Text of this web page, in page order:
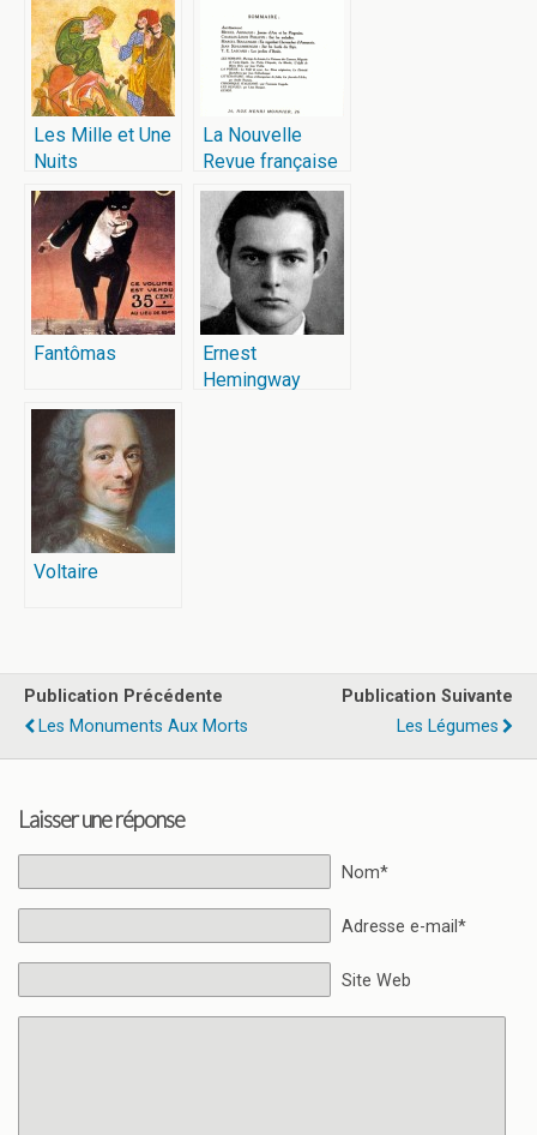
Les Mille et Une
Nuits
La Nouvelle
Revue française
(NRF)
Fantômas
Ernest
Hemingway
Voltaire
Publication Précédente
Les Monuments Aux Morts
Publication Suivante
Les Légumes
Laisser une réponse
Nom*
Adresse e-mail*
Site Web